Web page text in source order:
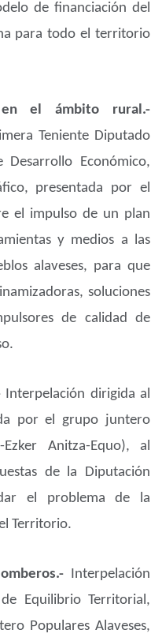
de financiación del
para todo el territorio
en el ámbito rural.-
Teniente Diputado
Económico,
presentada por el
el impulso de un plan
y medios a las
alaveses, para que
soluciones
de calidad de
Interpelación dirigida al
por el grupo juntero
Anitza-Equo), al
de la Diputación
el problema de la
Territorio.
Interpelación
Equilibrio Territorial,
Populares Alaveses,